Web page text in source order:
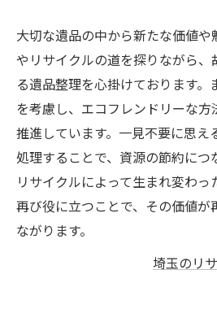
大切な遺品の中から新たな価値
やリサイクルの道を探りながら
る遺品整理を心掛けております
を考慮し、エコフレンドリーな
推進しています。一見不要に思え
処理することで、資源の節約につ
リサイクルによって生まれ変わ
再び役に立つことで、その価値が
ながります。
埼玉のリ